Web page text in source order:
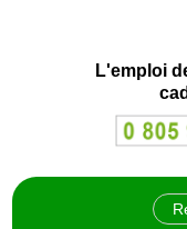
L'emploi